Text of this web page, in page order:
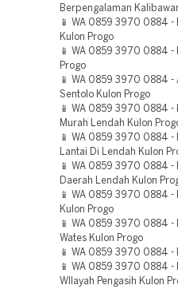
Berpengalaman
📱 WA 0859 3970 0884 -
Kulon Progo
📱 WA 0859 3970 0884 -
Progo
📱 WA 0859 3970 0884 -
Sentolo Kulon Progo
📱 WA 0859 3970 0884 -
Murah Lendah Kulon
📱 WA 0859 3970 0884 -
Lantai Di Lendah Kulon
📱 WA 0859 3970 0884 -
Daerah Lendah Kulon
📱 WA 0859 3970 0884 -
Kulon Progo
📱 WA 0859 3970 0884 -
Wates Kulon Progo
📱 WA 0859 3970 0884 -
📱 WA 0859 3970 0884 -
WIlayah Pengasih Kulon